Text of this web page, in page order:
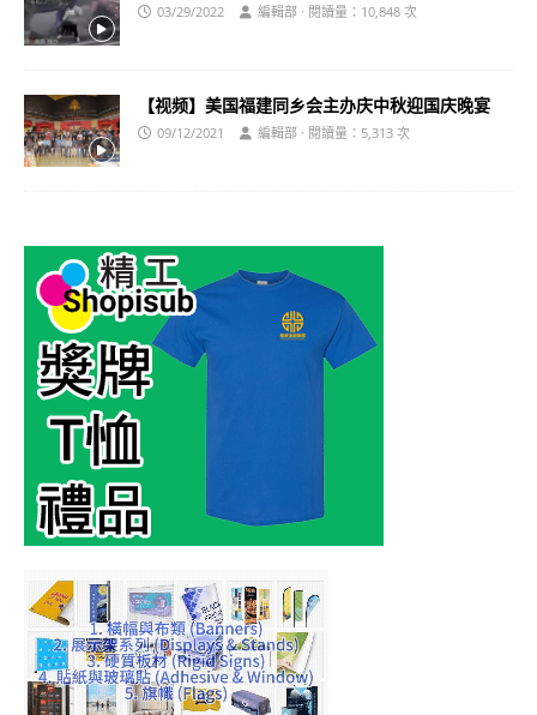
03/29/2022 編輯部 · 閱讀量：10,848 次
【视频】美国福建同乡会主办庆中秋迎国庆晚宴
09/12/2021 編輯部 · 閱讀量：5,313 次